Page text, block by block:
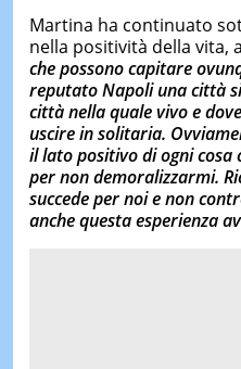
Martina ha continuato
nella positività della vita,
che possono capitare
reputato Napoli una città
città nella quale vivo e
uscire in solitaria.
il lato positivo di ogni cosa
per non demoralizzarmi.
succede per noi e non
anche questa esperienza